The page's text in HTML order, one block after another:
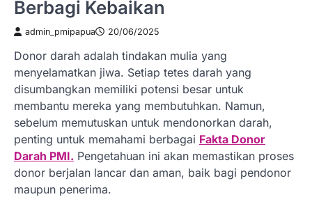
Berbagi Kebaikan
admin_pmipapua 20/06/2025
Donor darah adalah tindakan mulia yang
menyelamatkan jiwa. Setiap tetes darah yang
disumbangkan memiliki potensi besar untuk
membantu mereka yang membutuhkan. Namun,
sebelum memutuskan untuk mendonorkan darah,
penting untuk memahami berbagai Fakta Donor
Darah PMI. Pengetahuan ini akan memastikan proses
donor berjalan lancar dan aman, baik bagi pendonor
maupun penerima.